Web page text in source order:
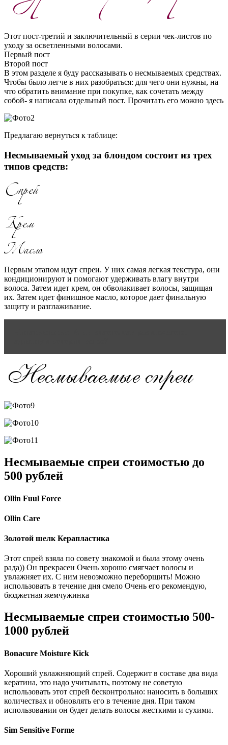
Этот пост-третий и заключительный в серии чек-листов по
уходу за осветленными волосами.
Первый пост
Второй пост
В этом разделе я буду рассказывать о несмываемых средствах.
Чтобы было легче в них разобраться: для чего они нужны, на
что обратить внимание при покупке, как сочетать между
собой- я написала отдельный пост. Прочитать его можно здесь
Предлагаю вернуться к таблице:
Несмываемый уход за блондом состоит из трех
типов средств:
Первым этапом идут спреи. У них самая легкая текстура, они
кондиционируют и помогают удерживать влагу внутри
волоса. Затем идет крем, он обволакивает волосы, защищая
их. Затем идет финишное масло, которое дает финальную
защиту и разглаживание.
Несмываемые спреи стоимостью до
500 рублей
Ollin Fuul Force
Ollin Care
Золотой шелк Керапластика
Этот спрей взяла по совету знакомой и была этому очень
рада)) Он прекрасен Очень хорошо смягчает волосы и
увлажняет их. С ним невозможно переборщить! Можно
использовать в течение дня смело Очень его рекомендую,
бюджетная жемчужинка
Несмываемые спреи стоимостью 500-
1000 рублей
Bonacure Moisture Kick
Хороший увлажняющий спрей. Содержит в составе два вида
кератина, это надо учитывать, поэтому не советую
использовать этот спрей бесконтрольно: наносить в больших
количествах и обновлять его в течение дня. При таком
использовании он будет делать волосы жесткими и сухими.
Sim Sensitive Forme